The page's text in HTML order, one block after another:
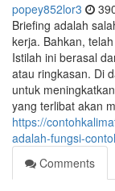
popey852lor3
Briefing adalah
kerja. Bahkan,
Istilah ini berasal
atau ringkasan. Di
untuk
yang terlibat akan
https://
adalah-fungsi-
Comments